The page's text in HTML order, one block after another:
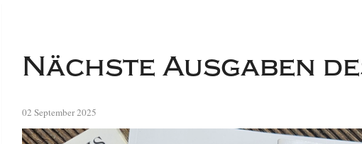
Nächste Ausgaben
02 September 2025